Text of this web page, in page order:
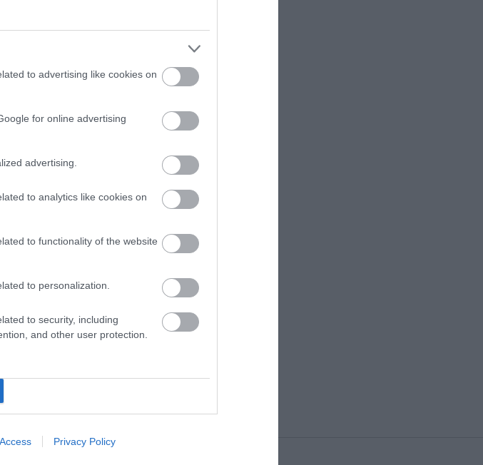
to advertising like cookies on
for online advertising
advertising.
to analytics like cookies on
to functionality of the website
to personalization.
to security, including
and other user protection.
Privacy Policy